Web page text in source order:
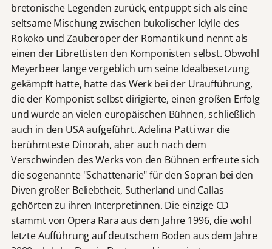
bretonische Legenden zurück, entpuppt sich als eine
seltsame Mischung zwischen bukolischer Idylle des
Rokoko und Zauberoper der Romantik und nennt als
einen der Librettisten den Komponisten selbst. Obwohl
Meyerbeer lange vergeblich um seine Idealbesetzung
gekämpft hatte, hatte das Werk bei der Uraufführung,
die der Komponist selbst dirigierte, einen großen Erfolg
und wurde an vielen europäischen Bühnen, schließlich
auch in den USA aufgeführt. Adelina Patti war die
berühmteste Dinorah, aber auch nach dem
Verschwinden des Werks von den Bühnen erfreute sich
die sogenannte "Schattenarie" für den Sopran bei den
Diven großer Beliebtheit, Sutherland und Callas
gehörten zu ihren Interpretinnen. Die einzige CD
stammt von Opera Rara aus dem Jahre 1996, die wohl
letzte Aufführung auf deutschem Boden aus dem Jahre